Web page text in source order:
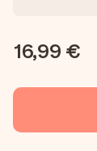
16,99 €